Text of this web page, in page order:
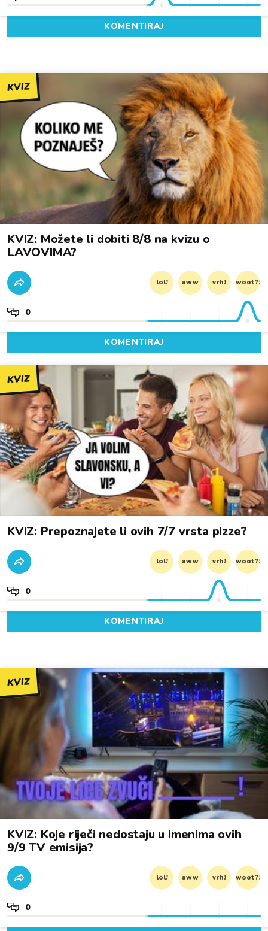
KOMENTIRAJ
KVIZ
KVIZ: Možete li dobiti 8/8 na kvizu o
LAVOVIMA?
lol! aww vrh! woot?!
0
KOMENTIRAJ
KVIZ
KVIZ: Prepoznajete li ovih 7/7 vrsta pizze?
lol! aww vrh! woot?!
0
KOMENTIRAJ
KVIZ
KVIZ: Koje riječi nedostaju u imenima ovih
9/9 TV emisija?
lol! aww vrh! woot?!
0